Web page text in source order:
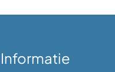
Informatie